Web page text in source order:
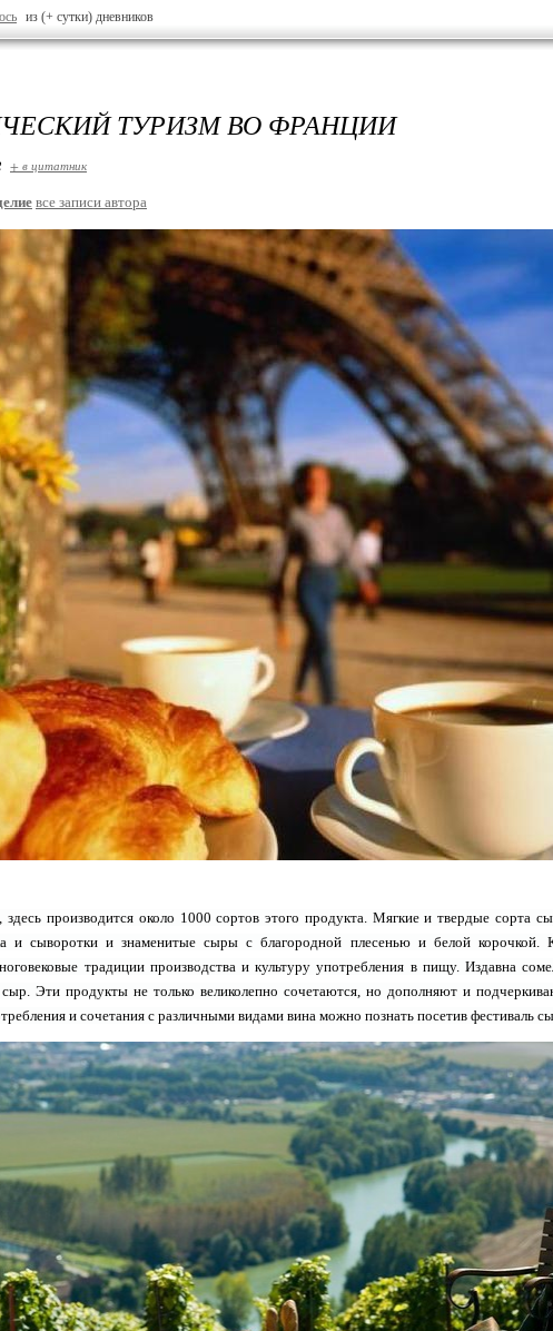
из (+ сутки) дневников
ТУРИЗМ ВО ФРАНЦИИ
+ в цитатник
все записи автора
производится около 1000 сортов этого продукта. Мягкие и твердые сорта
и сыворотки и знаменитые сыры с благородной плесенью и белой
традиции производства и культуру употребления в пищу. Издавна
Эти продукты не только великолепно сочетаются, но дополняют и
и сочетания с различными видами вина можно познать посетив фестиваль